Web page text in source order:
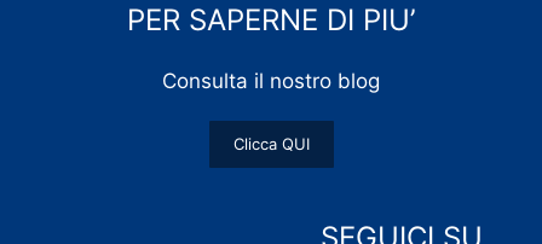
PER SAPERNE DI PIU’
Consulta il nostro blog
Clicca QUI
SEGUICI SU…